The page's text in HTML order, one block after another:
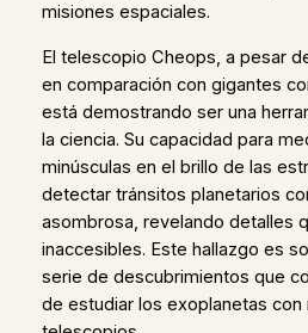
misiones espaciales.
El telescopio Cheops, a pesar
en comparación con gigantes
está demostrando ser una
la ciencia. Su capacidad para
minúsculas en el brillo de las
detectar tránsitos planetarios
asombrosa, revelando detalles
inaccesibles. Este hallazgo es
serie de descubrimientos que
de estudiar los exoplanetas